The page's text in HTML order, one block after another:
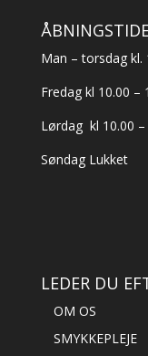
Man – torsdag kl.
Fredag kl 10.00 –
Lørdag kl 10.00 –
Søndag Lukket
LEDER DU
OM OS
SMYKKEPLEJE